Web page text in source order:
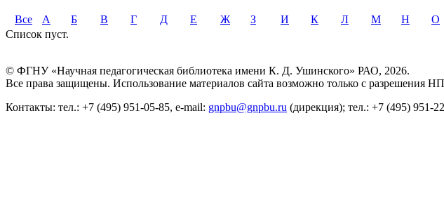
Все А Б В Г Д Е Ж З И К Л М Н О
Список пуст.
© ФГНУ «Научная педагогическая библиотека имени К. Д. Ушинского» РАО, 2026.
Все права защищены. Использование материалов сайта возможно только с
Контакты: тел.: +7 (495) 951-05-85, e-mail: gnpbu@gnpbu.ru (дирекция); тел.: +7 (495) 951-